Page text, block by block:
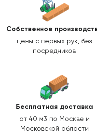
Собственное
цены с первых рук, без
посредников
Бесплатная доставка
от 40 м3 по Москве и
Московской области